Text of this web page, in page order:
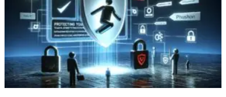
identità
digitale
dal
furto
dell’account